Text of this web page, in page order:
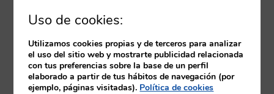
Equipo docente
Requisitos
Uso de cookies:
Utilizamos cookies propias y de terceros para analizar
el uso del sitio web y mostrarte publicidad relacionada
con tus preferencias sobre la base de un perfil
elaborado a partir de tus hábitos de navegación (por
ejemplo, páginas visitadas). Política de cookies